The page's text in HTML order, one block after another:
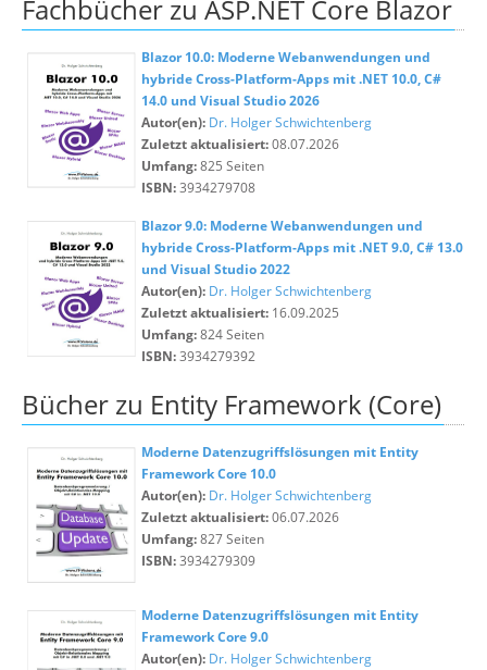
Fachbücher zu ASP.NET Core Blazor
Blazor 10.0: Moderne Webanwendungen und
hybride Cross-Platform-Apps mit .NET 10.0, C#
14.0 und Visual Studio 2026
Autor(en): Dr. Holger Schwichtenberg
Zuletzt aktualisiert:08.07.2026
Umfang:825 Seiten
ISBN:3934279708
Blazor 9.0: Moderne Webanwendungen und
hybride Cross-Platform-Apps mit .NET 9.0, C# 13.0
und Visual Studio 2022
Autor(en): Dr. Holger Schwichtenberg
Zuletzt aktualisiert: 16.09.2025
Umfang:824 Seiten
ISBN:3934279392
Bücher zu Entity Framework (Core)
Moderne Datenzugriffslösungen mit Entity
Framework Core 10.0
Autor(en): Dr. Holger Schwichtenberg
Zuletzt aktualisiert:06.07.2026
Umfang:827 Seiten
ISBN:3934279309
Moderne Datenzugriffslösungen mit Entity
Framework Core 9.0
Autor(en): Dr. Holger Schwichtenberg